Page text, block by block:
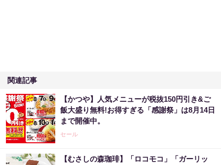
関連記事
【かつや】人気メニューが税抜150円引き&ご
飯大盛り無料!お得すぎる「感謝祭」は8月14日
まで開催中。
セール
【むさしの森珈琲】「ロコモコ」「ガーリッ